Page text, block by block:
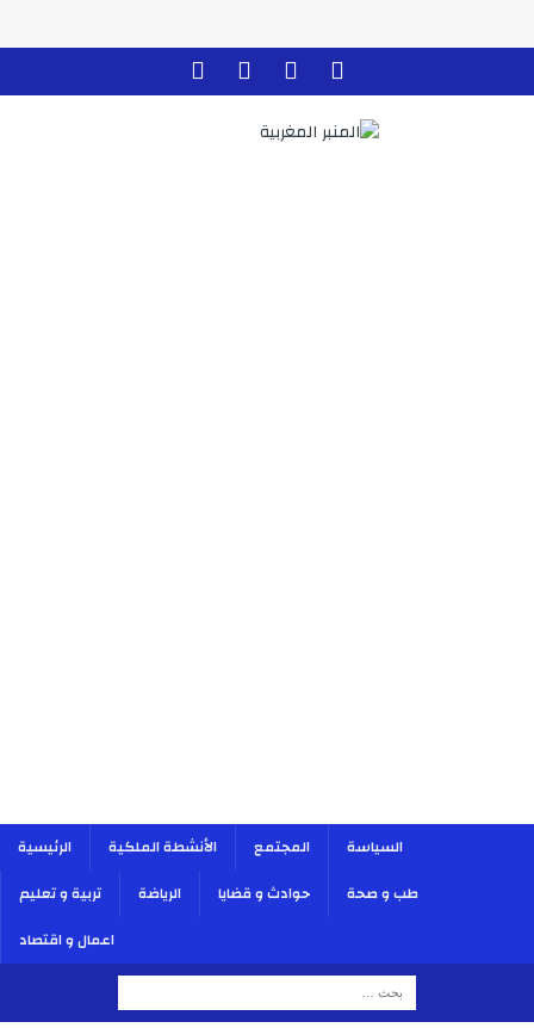
الرئيسية الأنشطة الملكية المجتمع
السياسة
تربية و تعليم
الرياضة حوادث و قضايا
طب و صحة
اعمال و اقتصاد